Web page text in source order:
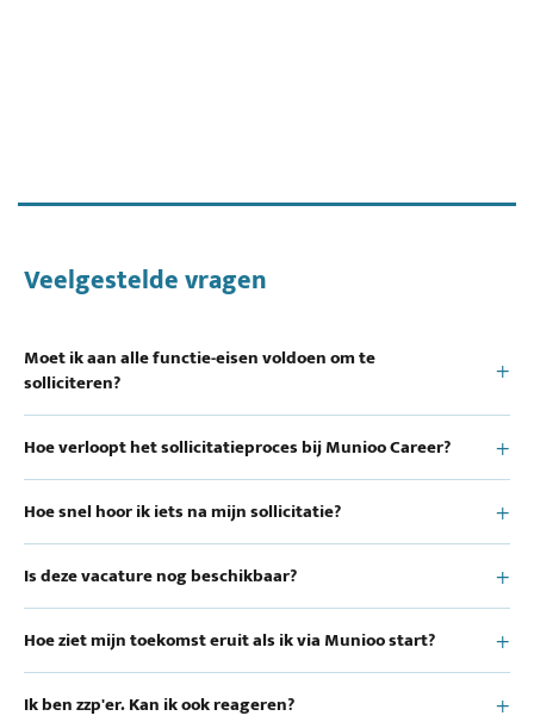
Veelgestelde vragen
Moet ik aan alle functie-eisen voldoen om te
solliciteren?
Hoe verloopt het sollicitatieproces bij Munioo Career?
Hoe snel hoor ik iets na mijn sollicitatie?
Is deze vacature nog beschikbaar?
Hoe ziet mijn toekomst eruit als ik via Munioo start?
Ik ben zzp'er. Kan ik ook reageren?